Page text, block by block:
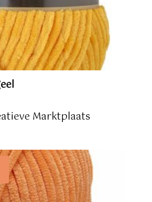
Marktplaats